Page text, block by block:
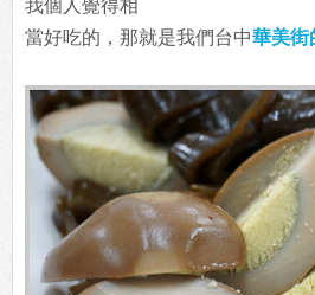
我個人覺得相
當好吃的，那就是我們台中華美街